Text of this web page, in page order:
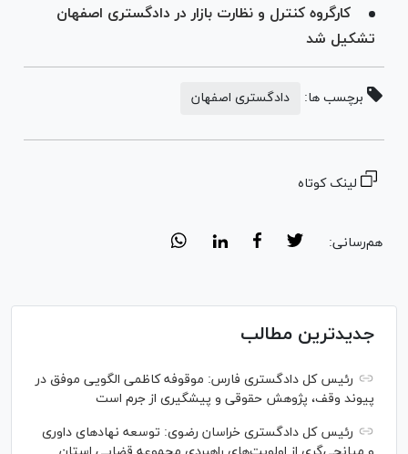
کارگروه کنترل و نظارت بازار در دادگستری اصفهان
تشکیل شد
برچسب ها: دادگستری اصفهان
لینک کوتاه
هم‌رسانی:
جدیدترین مطالب
رئیس کل دادگستری فارس: موقوفه کاظمی الگویی موفق در
پیوند وقف، پژوهش حقوقی و پیشگیری از جرم است
رئیس کل دادگستری خراسان رضوی: توسعه نهاد‌های داوری